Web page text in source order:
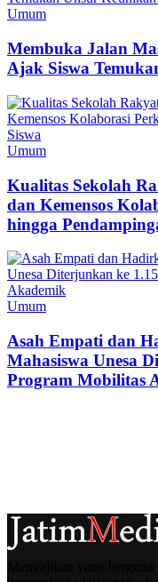
Umum
Membuka Jalan
Ajak Siswa
Umum
Kualitas Sekolah
dan Kemensos
hingga
Umum
Asah Empati dan
Mahasiswa Unesa
Program Mobilitas